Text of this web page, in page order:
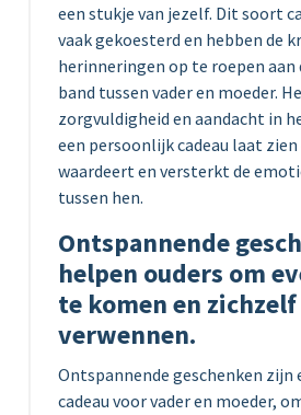
een stukje van jezelf. Dit soort
vaak gekoesterd en hebben de
herinneringen op te roepen aan
band tussen vader en moeder.
zorgvuldigheid en aandacht in
een persoonlijk cadeau laat
waardeert en versterkt de
tussen hen.
Ontspannende
helpen ouders om
te komen en
verwennen.
Ontspannende geschenken zijn
cadeau voor vader en moeder,